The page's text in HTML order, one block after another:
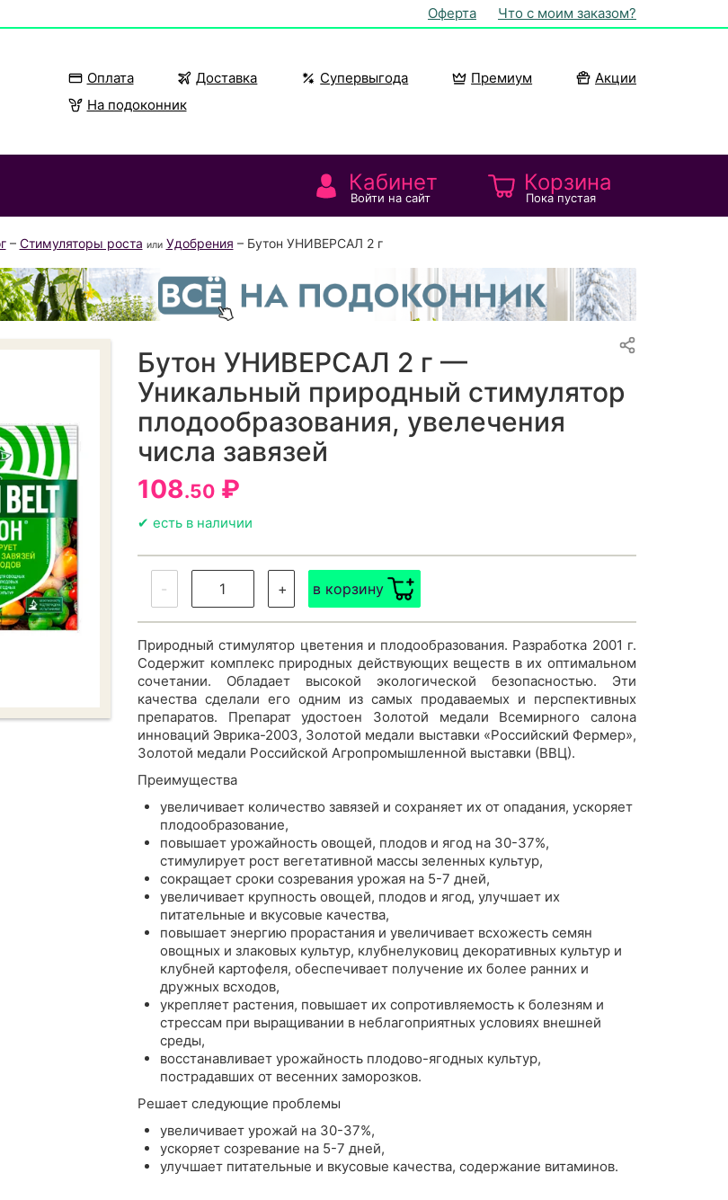
Оферта Что с моим заказом?
Оплата Доставка Супервыгода Премиум
Акции
На подоконник
Кабинет
Войти на сайт
Корзина
Пока пустая
– Стимуляторы роста или Удобрения – Бутон УНИВЕРСАЛ 2 г
Бутон УНИВЕРСАЛ 2 г —
Уникальный природный стимулятор
плодообразования, увелечения
числа завязей
108.50₽
✔ есть в наличии
- + в корзину
Природный стимулятор цветения и плодообразования. Разработка 2001 г.
Содержит комплекс природных действующих веществ в их оптимальном
сочетании. Обладает высокой экологической безопасностью. Эти
качества сделали его одним из самых продаваемых и перспективных
препаратов. Препарат удостоен Золотой медали Всемирного салона
инноваций Эврика-2003, Золотой медали выставки «Российский Фермер»,
Золотой медали Российской Агропромышленной выставки (ВВЦ).
Преимущества
увеличивает количество завязей и сохраняет их от опадания, ускоряет
плодообразование,
повышает урожайность овощей, плодов и ягод на 30-37%,
стимулирует рост вегетативной массы зеленных культур,
сокращает сроки созревания урожая на 5-7 дней,
увеличивает крупность овощей, плодов и ягод, улучшает их
питательные и вкусовые качества,
повышает энергию прорастания и увеличивает всхожесть семян
овощных и злаковых культур, клубнелуковиц декоративных культур и
клубней картофеля, обеспечивает получение их более ранних и
дружных всходов,
укрепляет растения, повышает их сопротивляемость к болезням и
стрессам при выращивании в неблагоприятных условиях внешней
среды,
восстанавливает урожайность плодово-ягодных культур,
пострадавших от весенних заморозков.
Решает следующие проблемы
увеличивает урожай на 30-37%,
ускоряет созревание на 5-7 дней,
улучшает питательные и вкусовые качества, содержание витаминов.